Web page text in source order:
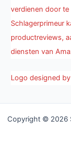
verdienen door
Schlagerprimeur
productreviews,
diensten van
Logo designed by
Copyright © 2026